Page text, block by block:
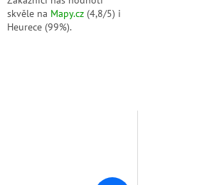
skvěle na Mapy.cz (4,8/5) i
Heurece (99%).